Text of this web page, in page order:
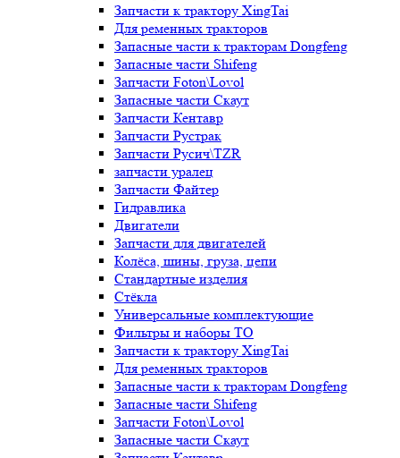
Запчасти к трактору XingTai
Для ременных тракторов
Запасные части к тракторам Dongfeng
Запасные части Shifeng
Запчасти Foton\Lovol
Запасные части Скаут
Запчасти Кентавр
Запчасти Рустрак
Запчасти Русич\TZR
запчасти уралец
Запчасти Файтер
Гидравлика
Двигатели
Запчасти для двигателей
Колёса, шины, груза, цепи
Стандартные изделия
Стёкла
Универсальные комплектующие
Фильтры и наборы ТО
Запчасти к трактору XingTai
Для ременных тракторов
Запасные части к тракторам Dongfeng
Запасные части Shifeng
Запчасти Foton\Lovol
Запасные части Скаут